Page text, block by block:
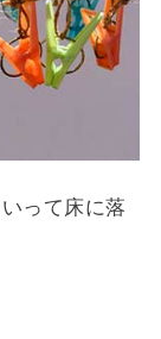
いって床に落